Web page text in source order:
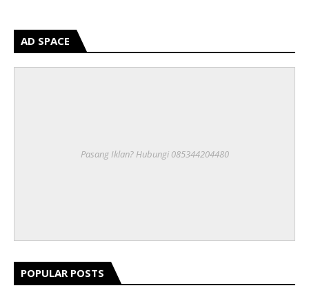
AD SPACE
Pasang Iklan? Hubungi 085344204480
POPULAR POSTS